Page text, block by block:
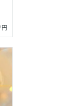
円